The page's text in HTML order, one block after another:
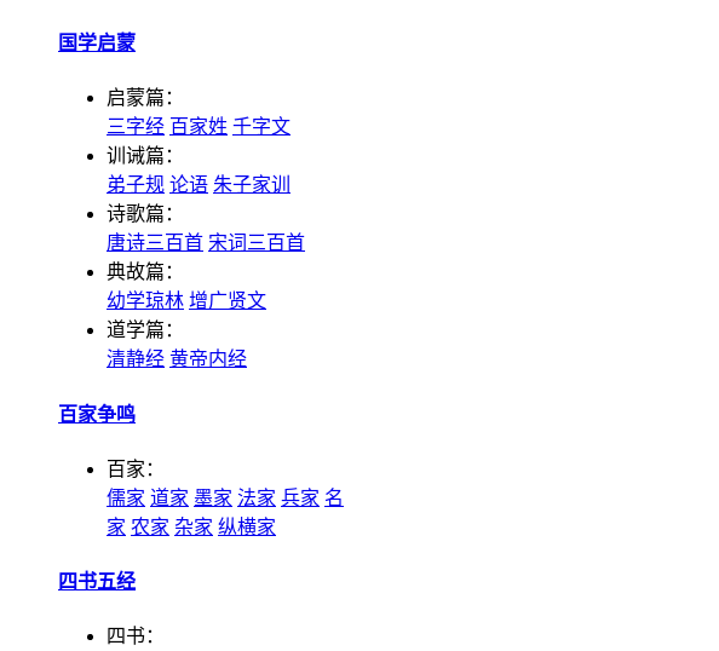
国学启蒙
启蒙篇：
三字经 百家姓 千字文
训诫篇：
弟子规 论语 朱子家训
诗歌篇：
唐诗三百首 宋词三百首
典故篇：
幼学琼林 增广贤文
道学篇：
清静经 黄帝内经
百家争鸣
百家：
儒家 道家 墨家 法家 兵家 名
家 农家 杂家 纵横家
四书五经
四书：